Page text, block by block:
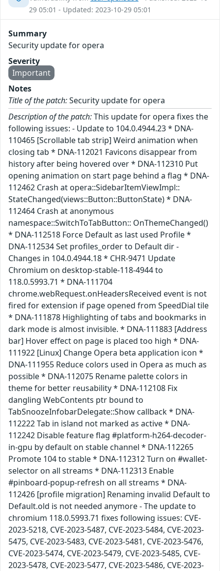
29 05:01 - Updated: 2023-10-29 05:01
Summary
Security update for opera
Severity
Important
Notes
Title of the patch:Security update for opera
Description of the patch:This update for opera fixes the
following issues: - Update to 104.0.4944.23 * DNA-
110465 [Scrollable tab strip] Weird animation when
closing tab * DNA-112021 Favicons disappear from
history after being hovered over * DNA-112310 Put
opening animation on start page behind a flag * DNA-
112462 Crash at opera::SidebarItemViewImpl::
StateChanged(views::Button::ButtonState) * DNA-
112464 Crash at anonymous
namespace::SwitchToTabButton:: OnThemeChanged()
* DNA-112518 Force Default as last used Profile *
DNA-112534 Set profiles_order to Default dir -
Changes in 104.0.4944.18 * CHR-9471 Update
Chromium on desktop-stable-118-4944 to
118.0.5993.71 * DNA-111704
chrome.webRequest.onHeadersReceived event is not
fired for extension if page opened from SpeedDial tile
* DNA-111878 Highlighting of tabs and bookmarks in
dark mode is almost invisible. * DNA-111883 [Address
bar] Hover effect on page is placed too high * DNA-
111922 [Linux] Change Opera beta application icon *
DNA-111955 Reduce colors used in Opera as much as
possible * DNA-112075 Rename palette colors in
theme for better reusability * DNA-112108 Fix
dangling WebContents ptr bound to
TabSnoozeInfobarDelegate::Show callback * DNA-
112222 Tab in island not marked as active * DNA-
112242 Disable feature flag #platform-h264-decoder-
in-gpu by default on stable channel * DNA-112265
Promote 104 to stable * DNA-112312 Turn on #wallet-
selector on all streams * DNA-112313 Enable
#pinboard-popup-refresh on all streams * DNA-
112426 [profile migration] Renaming invalid Default to
Default.old is not needed anymore - The update to
chromium 118.0.5993.71 fixes following issues: CVE-
2023-5218, CVE-2023-5487, CVE-2023-5484, CVE-2023-
5475, CVE-2023-5483, CVE-2023-5481, CVE-2023-5476,
CVE-2023-5474, CVE-2023-5479, CVE-2023-5485, CVE-
2023-5478, CVE-2023-5477, CVE-2023-5486, CVE-2023-